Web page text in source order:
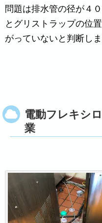
問題は排水管の径が４
とグリストラップの位
がっていないと判断しま
電動フレキシ
業